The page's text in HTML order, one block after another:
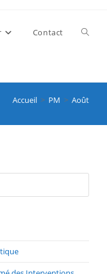
Contact
Accueil > PM > Août